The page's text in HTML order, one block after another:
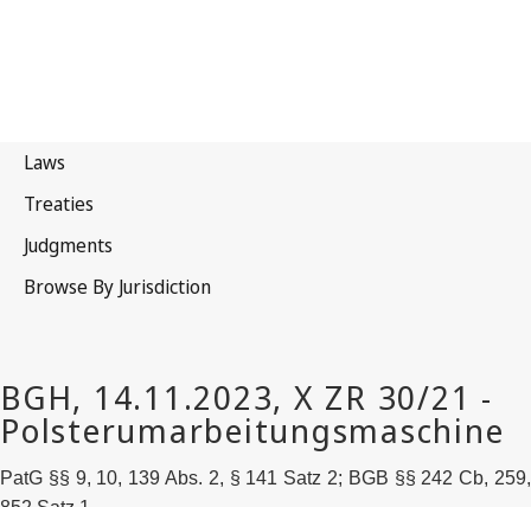
PatG §§ 9, 10, 139 Abs. 2, § 141 Satz 2; BGB §§ 242 Cb, 259,